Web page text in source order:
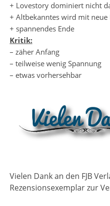
+ Lovestory dominiert nicht
+ Altbekanntes wird mit neue
+ spannendes Ende
Kritik:
– zäher Anfang
– teilweise wenig Spannung
– etwas vorhersehbar
Vielen Dank an den FJB
Rezensionsexemplar zur